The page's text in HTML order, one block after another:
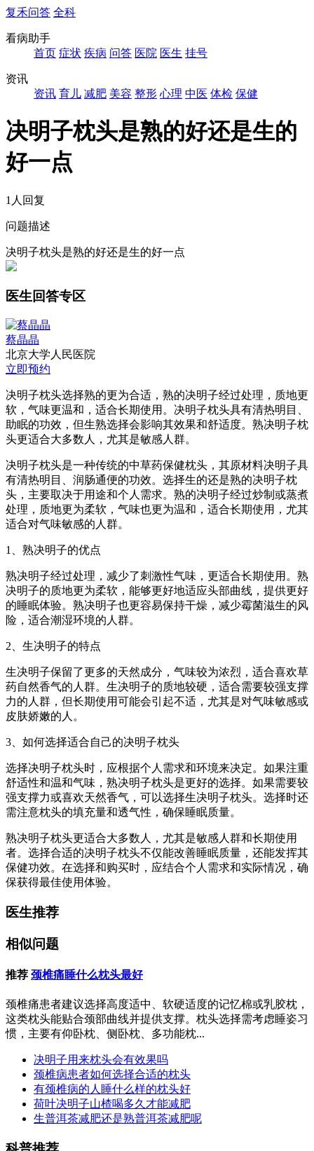
复禾问答 全科
看病助手
首页 症状 疾病 问答 医院 医生 挂号
资讯
资讯 育儿 减肥 美容 整形 心理 中医 体检 保健
决明子枕头是熟的好还是生的
好一点
1人回复
问题描述
决明子枕头是熟的好还是生的好一点
医生回答专区
蔡晶晶
北京大学人民医院
立即预约
决明子枕头选择熟的更为合适，熟的决明子经过处理，质地更
软，气味更温和，适合长期使用。决明子枕头具有清热明目、
助眠的功效，但生熟选择会影响其效果和舒适度。熟决明子枕
头更适合大多数人，尤其是敏感人群。
决明子枕头是一种传统的中草药保健枕头，其原材料决明子具
有清热明目、润肠通便的功效。选择生的还是熟的决明子枕
头，主要取决于用途和个人需求。熟的决明子经过炒制或蒸煮
处理，质地更为柔软，气味也更为温和，适合长期使用，尤其
适合对气味敏感的人群。
1、熟决明子的优点
熟决明子经过处理，减少了刺激性气味，更适合长期使用。熟
决明子的质地更为柔软，能够更好地适应头部曲线，提供更好
的睡眠体验。熟决明子也更容易保持干燥，减少霉菌滋生的风
险，适合潮湿环境的人群。
2、生决明子的特点
生决明子保留了更多的天然成分，气味较为浓烈，适合喜欢草
药自然香气的人群。生决明子的质地较硬，适合需要较强支撑
力的人群，但长期使用可能会引起不适，尤其是对气味敏感或
皮肤娇嫩的人。
3、如何选择适合自己的决明子枕头
选择决明子枕头时，应根据个人需求和环境来决定。如果注重
舒适性和温和气味，熟决明子枕头是更好的选择。如果需要较
强支撑力或喜欢天然香气，可以选择生决明子枕头。选择时还
需注意枕头的填充量和透气性，确保睡眠质量。
熟决明子枕头更适合大多数人，尤其是敏感人群和长期使用
者。选择合适的决明子枕头不仅能改善睡眠质量，还能发挥其
保健功效。在选择和购买时，应结合个人需求和实际情况，确
保获得最佳使用体验。
医生推荐
相似问题
推荐 颈椎痛睡什么枕头最好
颈椎痛患者建议选择高度适中、软硬适度的记忆棉或乳胶枕，
这类枕头能贴合颈部曲线并提供支撑。枕头选择需考虑睡姿习
惯，主要有仰卧枕、侧卧枕、多功能枕...
决明子用来枕头会有效果吗
颈椎病患者如何选择合适的枕头
有颈椎病的人睡什么样的枕头好
荷叶决明子山楂喝多久才能减肥
生普洱茶减肥还是熟普洱茶减肥呢